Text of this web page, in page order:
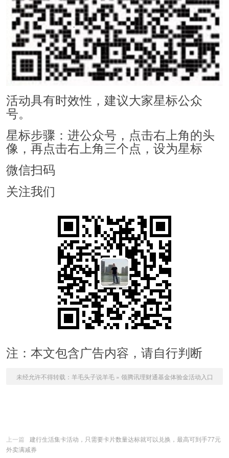
活动具有时效性，建议大家星标公众
号。
星标步骤：进公众号，点击右上角的头
像，再点击右上角三个点，设为星标
微信扫码
关注我们
注：本文包含广告内容，请自行判断
未经允许不得转载： 羊毛头子说羊毛» 领腾讯理财通基金体验金活动入口
上一篇
建行生活集卡活动，只需要卡片数量达标就可以兑换，最高可到手77元
外卖满减券